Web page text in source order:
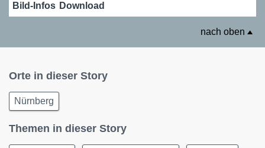
Bild-Infos Download
nach oben
Orte in dieser Story
Nürnberg
Themen in dieser Story